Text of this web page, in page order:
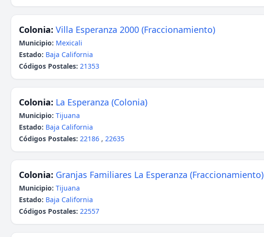
Colonia: Villa Esperanza 2000 (Fraccionamiento)
Municipio: Mexicali
Estado: Baja California
Códigos Postales: 21353
Colonia: La Esperanza (Colonia)
Municipio: Tijuana
Estado: Baja California
Códigos Postales: 22186 , 22635
Colonia: Granjas Familiares La Esperanza (Fraccionamiento)
Municipio: Tijuana
Estado: Baja California
Códigos Postales: 22557